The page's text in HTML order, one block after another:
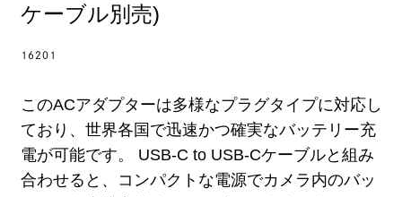
ケーブル別売)
16201
このACアダプターは多様なプラグタイプに対応し
ており、世界各国で迅速かつ確実なバッテリー充
電が可能です。 USB-C to USB-Cケーブルと組み
合わせると、コンパクトな電源でカメラ内のバッ